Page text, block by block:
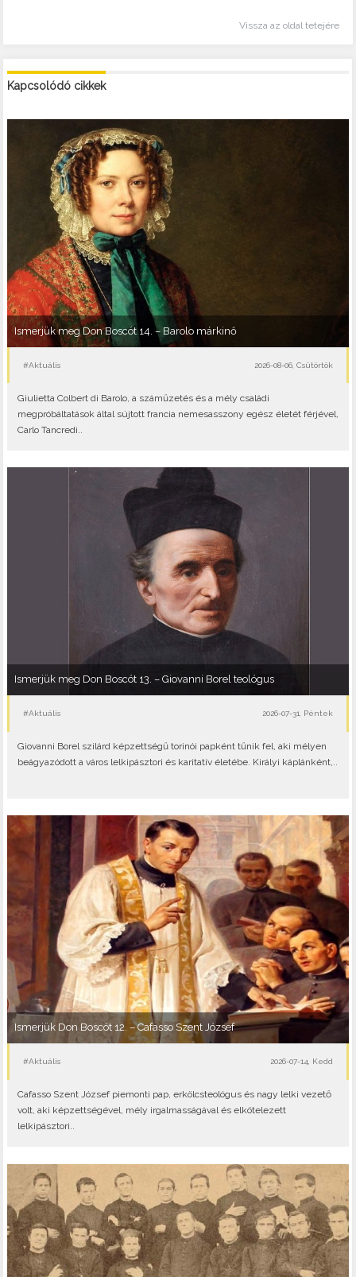
Vissza az oldal tetejére
Kapcsolódó cikkek
Ismerjük meg Don Boscót 14. – Barolo márkinő
#Aktuális 2026-08-06, Csütörtök
Giulietta Colbert di Barolo, a száműzetés és a mély családi
megpróbáltatások által sújtott francia nemesasszony egész életét férjével,
Carlo Tancredi..
Ismerjük meg Don Boscót 13. – Giovanni Borel teológus
#Aktuális 2026-07-31, Péntek
Giovanni Borel szilárd képzettségű torinói papként tűnik fel, aki mélyen
beágyazódott a város lelkipásztori és karitatív életébe. Királyi káplánként,..
Ismerjük Don Boscót 12. – Cafasso Szent József
#Aktuális 2026-07-14, Kedd
Cafasso Szent József piemonti pap, erkölcsteológus és nagy lelki vezető
volt, aki képzettségével, mély irgalmasságával és elkötelezett
lelkipásztori..